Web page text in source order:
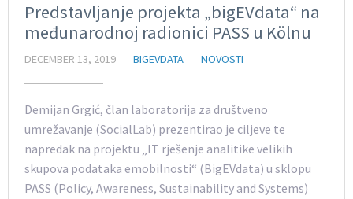
Predstavljanje projekta „bigEVdata“ na
međunarodnoj radionici PASS u Kölnu
DECEMBER 13, 2019 BIGEVDATA NOVOSTI
Demijan Grgić, član laboratorija za društveno
umrežavanje (SocialLab) prezentirao je ciljeve te
napredak na projektu „IT rješenje analitike velikih
skupova podataka emobilnosti“ (BigEVdata) u sklopu
PASS (Policy, Awareness, Sustainability and Systems)